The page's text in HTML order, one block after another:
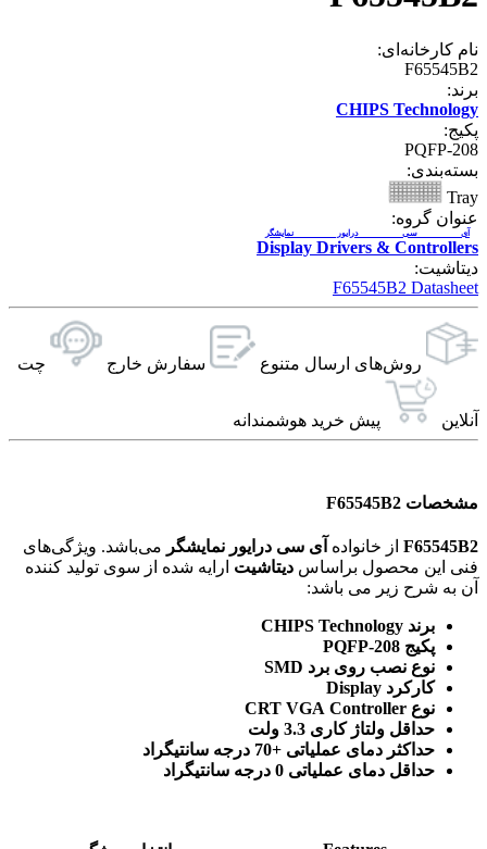
نام کارخانه‌ای:
F65545B2
برند:
CHIPS Technology
پکیج:
PQFP-208
بسته‌بندی:
Tray
عنوان گروه:
Display Drivers & Controllers
آی سی درایور نمایشگر
دیتاشیت:
F65545B2 Datasheet
روش‌های ارسال‌ متنوع سفارش خارج چت
آنلاین پیش خرید هوشمندانه
مشخصات F65545B2
F65545B2 از خانواده آی سی درایور نمایشگر می‌باشد. ویژگی‌های
فنی این محصول براساس دیتاشیت ارایه شده از سوی تولید کننده
آن به شرح زیر می باشد:
برند CHIPS Technology
پکیج PQFP-208
نوع نصب روی برد SMD
کارکرد Display
نوع CRT VGA Controller
حداقل ولتاژ کاری 3.3 ولت
حداکثر دمای عملیاتی +70 درجه سانتیگراد
حداقل دمای عملیاتی 0 درجه سانتیگراد